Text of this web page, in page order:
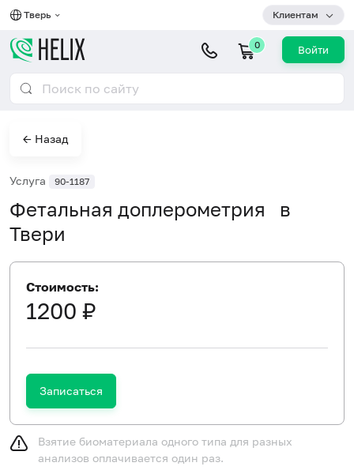
Тверь Клиентам
0 Войти
← Назад
Услуга 90-1187
Фетальная доплерометрия в
Твери
Стоимость:
1200 ₽
Записаться
Взятие биоматериала одного типа для разных
анализов оплачивается один раз.